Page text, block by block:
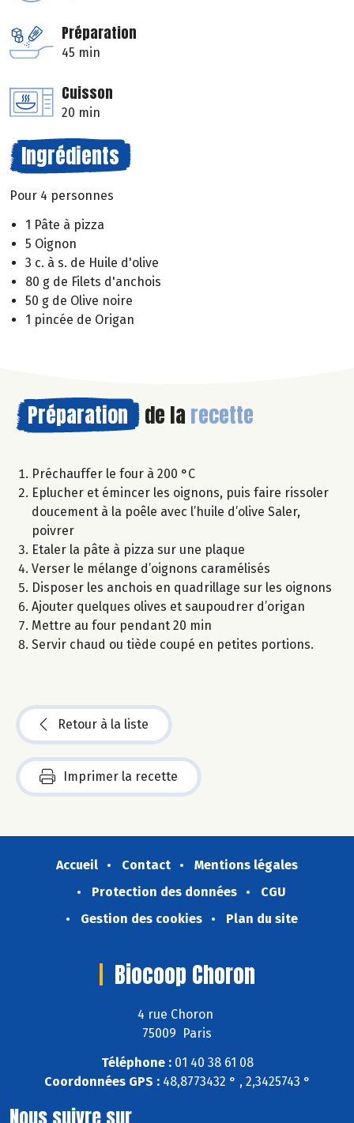
Préparation
45 min
Cuisson
20 min
Ingrédients
Pour 4 personnes
1 Pâte à pizza
5 Oignon
3 c. à s. de Huile d'olive
80 g de Filets d'anchois
50 g de Olive noire
1 pincée de Origan
Préparation de la recette
Préchauffer le four à 200 °C
Eplucher et émincer les oignons, puis faire rissoler
doucement à la poêle avec l’huile d’olive Saler,
poivrer
Etaler la pâte à pizza sur une plaque
Verser le mélange d’oignons caramélisés
Disposer les anchois en quadrillage sur les oignons
Ajouter quelques olives et saupoudrer d’origan
Mettre au four pendant 20 min
Servir chaud ou tiède coupé en petites portions.
Retour à la liste
Imprimer la recette
Accueil Contact
Mentions légales
Protection des données
CGU
Gestion des cookies
Plan du site
Biocoop Choron
4 rue Choron
75009 Paris
Téléphone :01 40 38 61 08
Coordonnées GPS :48,8773432 ° , 2,3425743 °